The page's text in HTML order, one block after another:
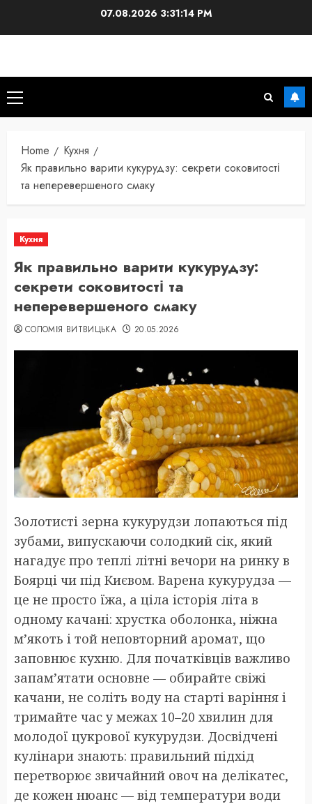
07.08.2026 3:31:15 PM
Primary
Menu
Home
Кухня
Як правильно варити кукурудзу: секрети соковитості
та неперевершеного смаку
Кухня
Як правильно варити кукурудзу:
секрети соковитості та
неперевершеного смаку
СОЛОМІЯ ВИТВИЦЬКА 20.05.2026
Золотисті зерна кукурудзи лопаються під
зубами, випускаючи солодкий сік, який
нагадує про теплі літні вечори на ринку в
Боярці чи під Києвом. Варена кукурудза —
це не просто їжа, а ціла історія літа в
одному качані: хрустка оболонка, ніжна
м’якоть і той неповторний аромат, що
заповнює кухню. Для початківців важливо
запам’ятати основне — обирайте свіжі
качани, не соліть воду на старті варіння і
тримайте час у межах 10–20 хвилин для
молодої цукрової кукурудзи. Досвідчені
кулінари знають: правильний підхід
перетворює звичайний овоч на делікатес,
де кожен нюанс — від температури води